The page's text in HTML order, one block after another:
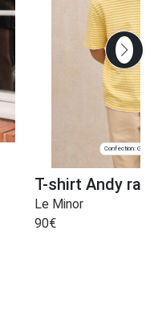
Confection:
T-shirt Andy
Le Minor
90€